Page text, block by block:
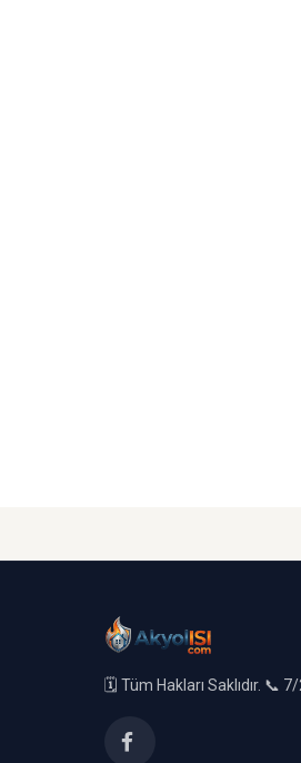
🗓️ Tüm Hakları Saklıdır. 📞